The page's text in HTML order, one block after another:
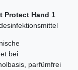
Protect Hand 1
bei
parfümfrei